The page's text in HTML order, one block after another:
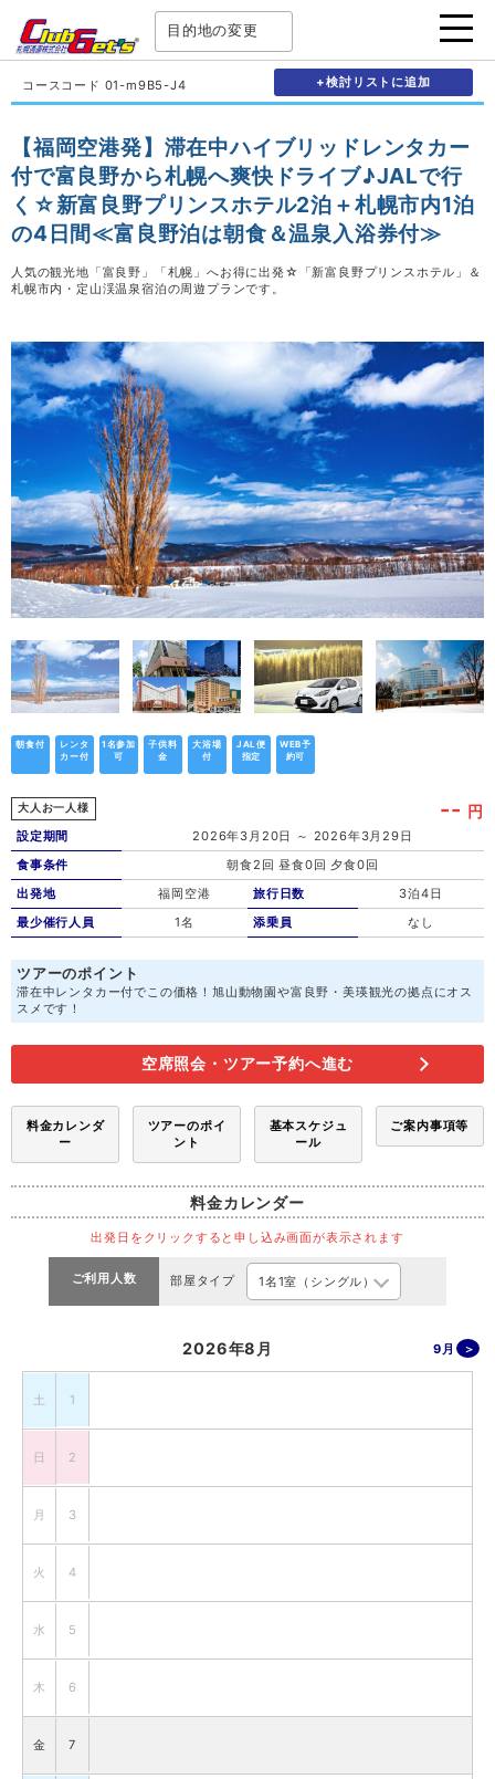
目的地の変更
コースコード 01-m9B5-J4 +検討リストに追加
【福岡空港発】滞在中ハイブリッドレンタカー
付で富良野から札幌へ爽快ドライブ♪JALで行
く☆新富良野プリンスホテル2泊＋札幌市内1泊
の4日間≪富良野泊は朝食＆温泉入浴券付≫
人気の観光地「富良野」「札幌」へお得に出発☆「新富良野プリンスホテル」＆
札幌市内・定山渓温泉宿泊の周遊プランです。
朝食付
レンタ
カー付
1名参加
可
子供料
金
大浴場
付
JAL便
指定
WEB予
約可
大人お一人様 -- 円
設定期間
2026年3月20日 ～ 2026年3月29日
食事条件
朝食2回 昼食0回 夕食0回
出発地
福岡空港
最少催行人員
1名
旅行日数
3泊4日
添乗員
なし
ツアーのポイント
滞在中レンタカー付でこの価格！旭山動物園や富良野・美瑛観光の拠点にオス
スメです！
空席照会・ツアー予約へ進む
料金カレンダ
ー
ツアーのポイ
ント
基本スケジュ
ール
ご案内事項等
料金カレンダー
出発日をクリックすると申し込み画面が表示されます
ご利用人数 部屋タイプ
2026年8月 9月
土 1
日 2
月 3
火 4
水 5
木 6
金 7